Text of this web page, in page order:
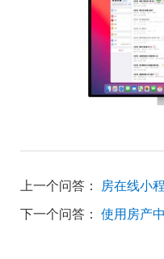
上一个问答：
房在线小
下一个问答：